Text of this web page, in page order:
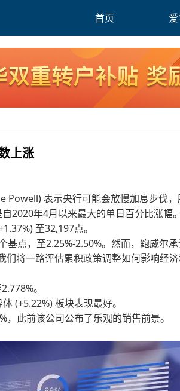
首页
上涨
Powell) 表示央行可能会放慢加息步伐
2020年4月以来最大的单日百分比涨幅
至32,197点。
点，至2.25%-2.50%。然而，鲍威尔
们将一路评估累积政策调整如何影响经
。
(+5.22%) 板块表现最好。
此前该公司公布了乐观的销售前景。